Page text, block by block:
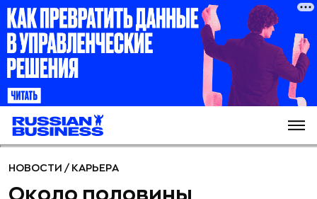
НОВОСТИ / КАРЬЕРА
Около половины